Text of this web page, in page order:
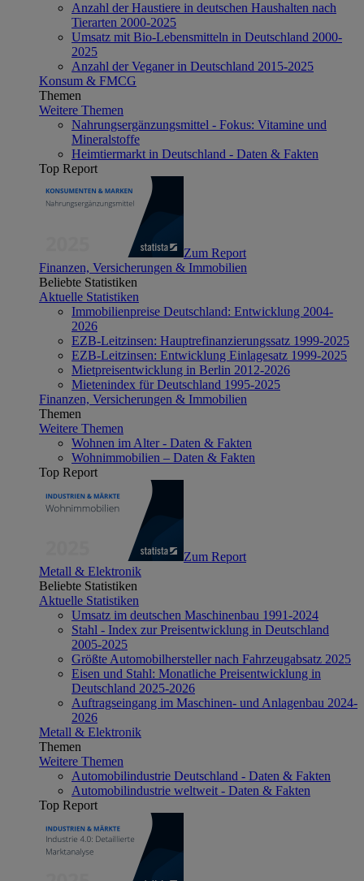
Anzahl der Haustiere in deutschen Haushalten nach
Tierarten 2000-2025
Umsatz mit Bio-Lebensmitteln in Deutschland 2000-
2025
Anzahl der Veganer in Deutschland 2015-2025
Konsum & FMCG
Themen
Weitere Themen
Nahrungsergänzungsmittel - Fokus: Vitamine und
Mineralstoffe
Heimtiermarkt in Deutschland - Daten & Fakten
Top Report
Zum Report
Finanzen, Versicherungen & Immobilien
Beliebte Statistiken
Aktuelle Statistiken
Immobilienpreise Deutschland: Entwicklung 2004-
2026
EZB-Leitzinsen: Hauptrefinanzierungssatz 1999-2025
EZB-Leitzinsen: Entwicklung Einlagesatz 1999-2025
Mietpreisentwicklung in Berlin 2012-2026
Mietenindex für Deutschland 1995-2025
Finanzen, Versicherungen & Immobilien
Themen
Weitere Themen
Wohnen im Alter - Daten & Fakten
Wohnimmobilien – Daten & Fakten
Top Report
Zum Report
Metall & Elektronik
Beliebte Statistiken
Aktuelle Statistiken
Umsatz im deutschen Maschinenbau 1991-2024
Stahl - Index zur Preisentwicklung in Deutschland
2005-2025
Größte Automobilhersteller nach Fahrzeugabsatz 2025
Eisen und Stahl: Monatliche Preisentwicklung in
Deutschland 2025-2026
Auftragseingang im Maschinen- und Anlagenbau 2024-
2026
Metall & Elektronik
Themen
Weitere Themen
Automobilindustrie Deutschland - Daten & Fakten
Automobilindustrie weltweit - Daten & Fakten
Top Report